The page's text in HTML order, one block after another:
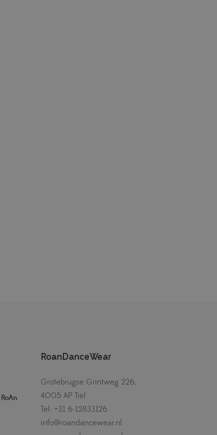
RoanDanceWear
Grotebrugse Grintweg 226,
4005 AP Tiel
Tel: +31 6-12833126
info@roandancewear.nl